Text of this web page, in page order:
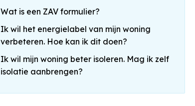
Wat is een ZAV formulier?
Ik wil het energielabel van mijn woning
verbeteren. Hoe kan ik dit doen?
Ik wil mijn woning beter isoleren. Mag ik zelf
isolatie aanbrengen?